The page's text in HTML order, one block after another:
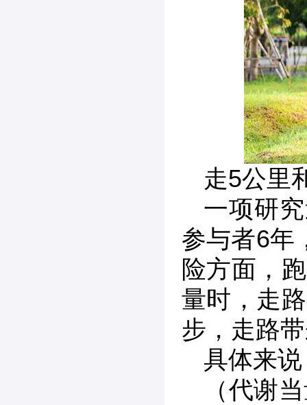
走5公里
一项研
参与者6年
险方面，
量时，走
步，走路
具体来
（代谢